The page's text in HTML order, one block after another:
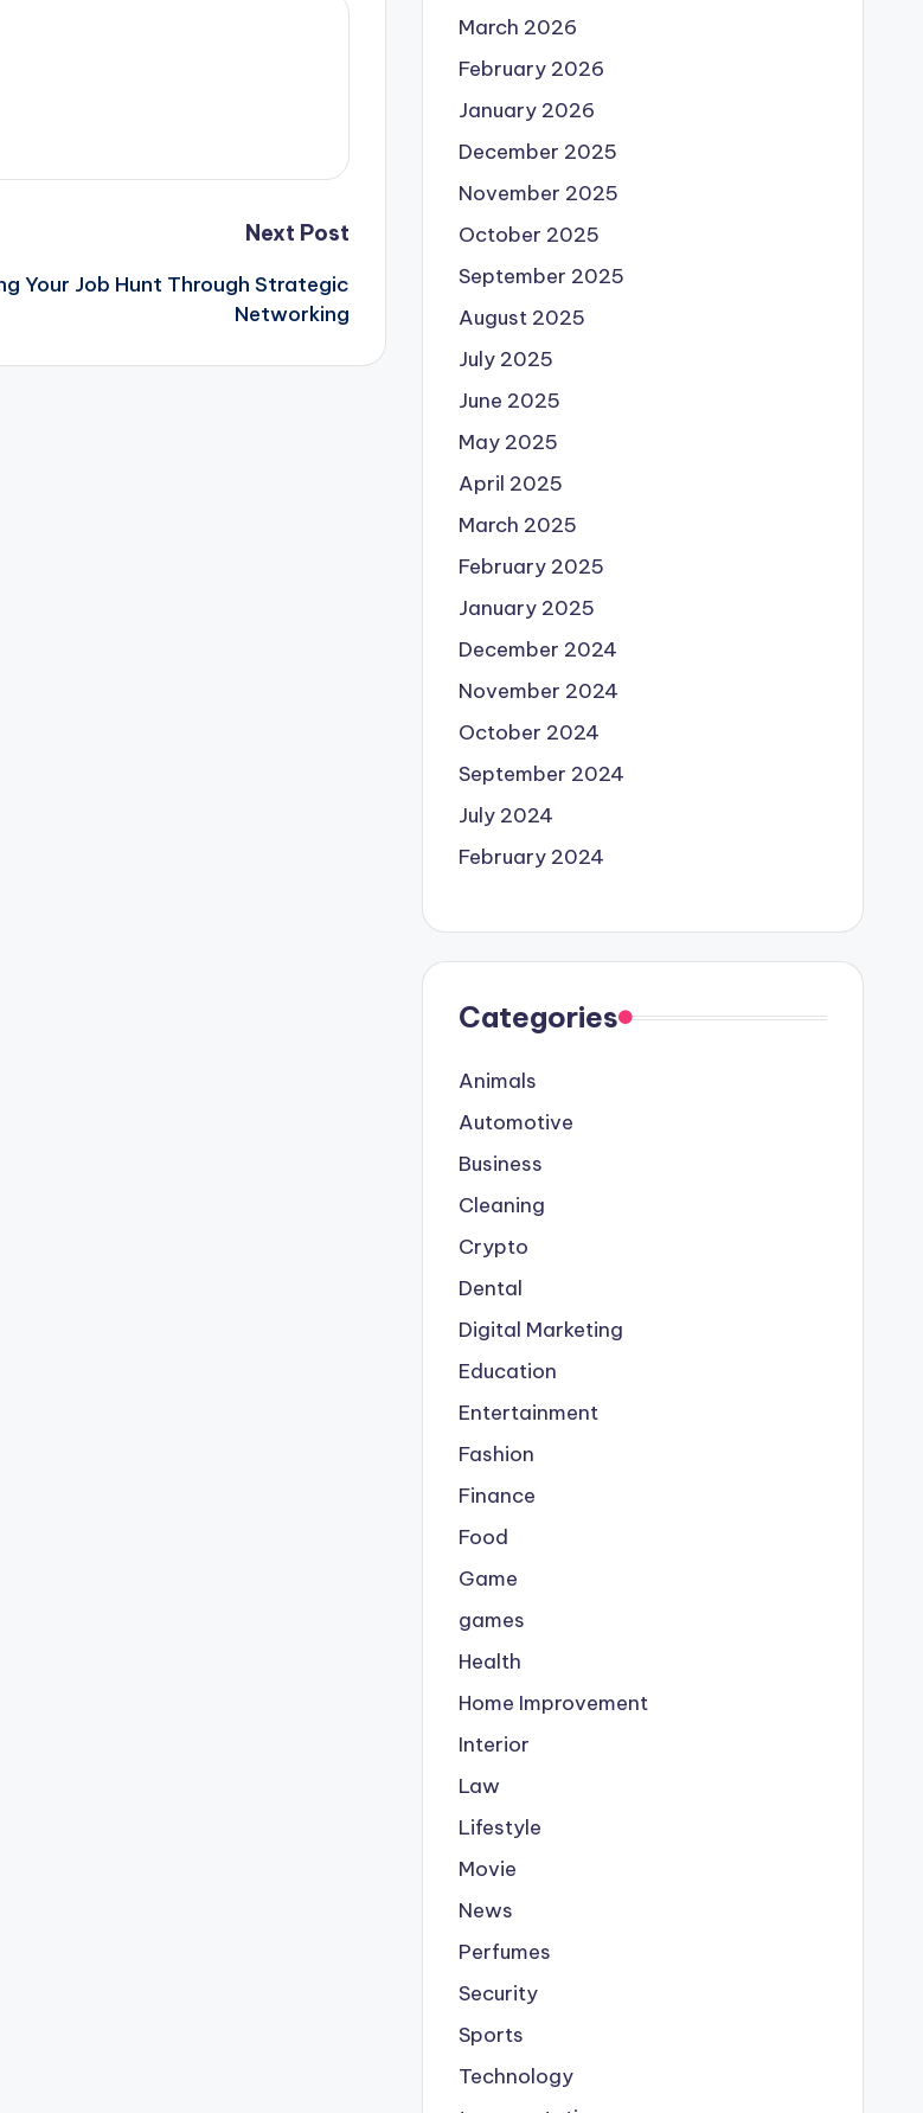
Next Post
Your Job Hunt Through Strategic
Networking
March 2026
February 2026
January 2026
December 2025
November 2025
October 2025
September 2025
August 2025
July 2025
June 2025
May 2025
April 2025
March 2025
February 2025
January 2025
December 2024
November 2024
October 2024
September 2024
July 2024
February 2024
Categories
Animals
Automotive
Business
Cleaning
Crypto
Dental
Digital Marketing
Education
Entertainment
Fashion
Finance
Food
Game
games
Health
Home Improvement
Interior
Law
Lifestyle
Movie
News
Perfumes
Security
Sports
Technology